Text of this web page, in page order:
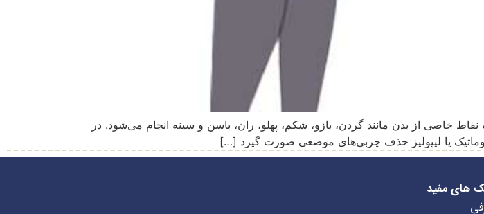
از بدن مانند گردن، بازو، شکم، پهلو، ران، باسن و سینه انجام می‌شود. در
یا لیپولیز حذف چربی‌های موضعی صورت گیرد […]
های مفید